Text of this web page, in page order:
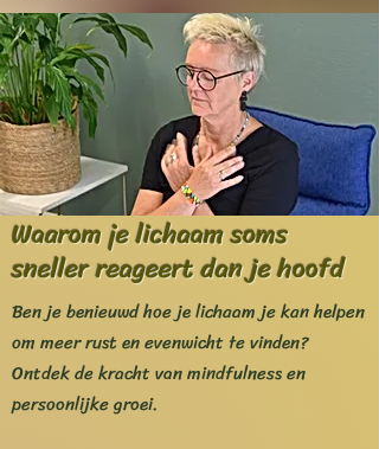
Waarom je lichaam soms
sneller reageert dan je hoofd
Ben je benieuwd hoe je lichaam je kan helpen
om meer rust en evenwicht te vinden?
Ontdek de kracht van mindfulness en
persoonlijke groei.